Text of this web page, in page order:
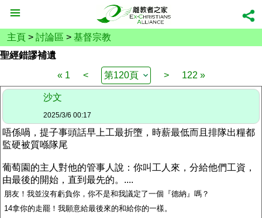
主頁 > 討論區 > 基督宗教
聖經錯謬補遺
« 1
< > 122 »
沙文
2025/3/6 00:17
唔係喎，提子事頭話早上工最折墮， 時薪最低而且 排隊出糧都
監硬被質喺隊尾
葡萄園的主人對他的管事人說：你叫工人來，分給他們工資，
由最後的開始，直到最先的。....
朋友！我並沒有虧負你，你不是和我議定了一個『德納』嗎？
14拿你的走罷！我願意給最後來的和給你的一樣。